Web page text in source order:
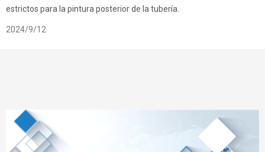
estrictos para la pintura posterior de la tubería.
2024/9/12